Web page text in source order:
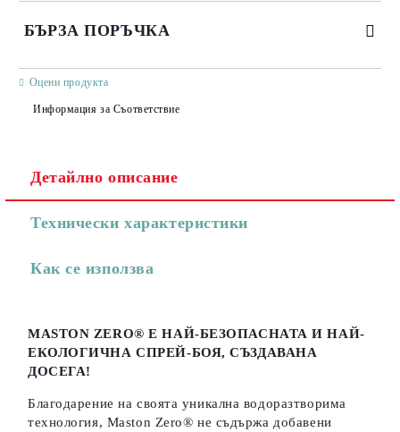
БЪРЗА ПОРЪЧКА
Ние ще се свържем с вас в рамките на работния ден.
Оцени продукта
Информация за Съответствие
Детайлно описание
Технически характеристики
Как се използва
MASTON ZERO® Е НАЙ-БЕЗОПАСНАТА И НАЙ-
ЕКОЛОГИЧНА СПРЕЙ-БОЯ, СЪЗДАВАНА
ДОСЕГА!
Благодарение на своята уникална водоразтворима
технология, Maston Zero® не съдържа добавени